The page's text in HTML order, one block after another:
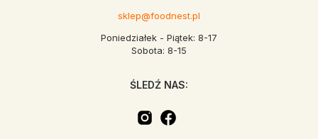
sklep@foodnest.pl
Poniedziałek - Piątek: 8-17
Sobota: 8-15
ŚLEDŹ NAS: